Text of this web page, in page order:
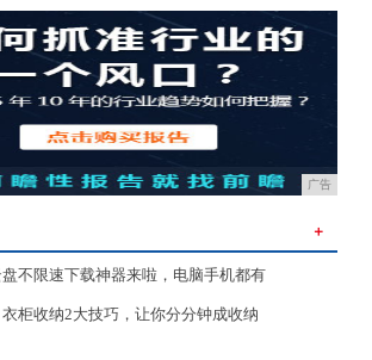
广告
＋
不限速下载神器来啦，电脑手机都有
柜收纳2大技巧，让你分分钟成收纳